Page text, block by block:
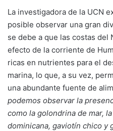
La investigadora de la UCN
posible observar una gran
se debe a que las costas
efecto de la corriente de
ricas en nutrientes para el
marina, lo que, a su vez,
una abundante fuente de
podemos observar la
como la golondrina de mar,
dominicana, gaviotín chico y